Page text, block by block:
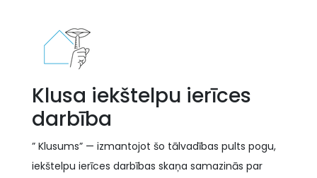
Klusa iekštelpu ierīces
darbība
” Klusums” — izmantojot šo tālvadības pults pogu,
iekštelpu ierīces darbības skaņa samazinās par